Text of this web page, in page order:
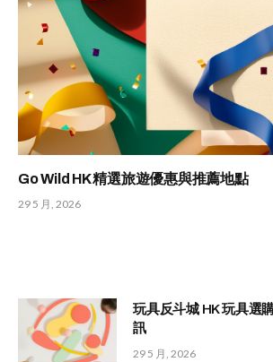
Go Wild HK 精選旅遊優惠與推薦地點
29 5 月, 2026
玩具反斗城 HK 玩具選
訊
29 5 月, 2026